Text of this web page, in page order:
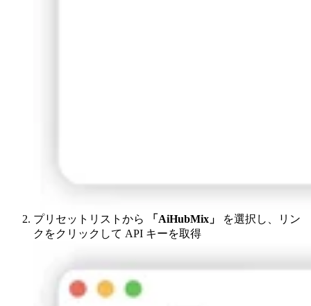
プリセットリストから 「AiHubMix」
を選択し、リン
クをクリックして API キーを取得